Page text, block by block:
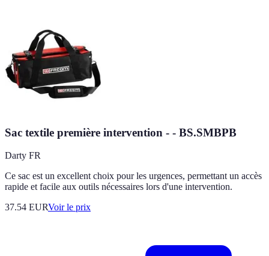
Sac textile première intervention - - BS.SMBPB
Darty FR
Ce sac est un excellent choix pour les urgences, permettant un accès
rapide et facile aux outils nécessaires lors d'une intervention.
37.54 EURVoir le prix